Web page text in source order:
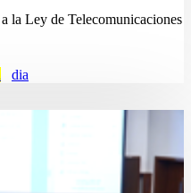
la Ley de Telecomunicaciones
dia